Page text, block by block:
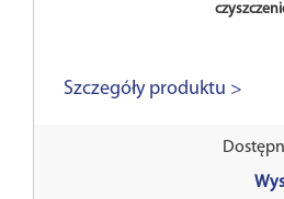
Szczegóły produktu >